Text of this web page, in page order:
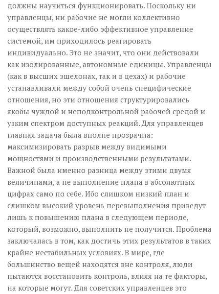
должны научиться функционировать. Поскольку ни
управленцы, ни рабочие не могли коллективно
осуществлять какое-либо эффективное управление
системой, им приходилось реагировать
индивидуально. Это не значит, что они действовали
как изолированные, автономные единицы. Управленцы
(как в высших эшелонах, так и в цехах) и рабочие
устанавливали между собой очень специфические
отношения, но эти отношения структурировались
якобы чуждой и неподконтрольной рабочей средой и
узким спектром доступных реакций. Для управленцев
главная задача была вполне прозрачна:
максимизировать разрыв между видимыми
мощностями и производственными результатами.
Важной была именно разница между этими двумя
величинами, а не выполнение плана в абсолютных
цифрах само по себе. Ибо слишком низкий план и
слишком высокий уровень перевыполнения приведут
лишь к повышению плана в следующем периоде,
который, возможно, выполнить не получится. Проблема
заключалась в том, как достичь этих результатов в таких
крайне нестабильных условиях. В мире, где
большинство вещей находятся вне контроля, люди
пытаются восстановить контроль, влияя на те факторы,
на которые могут. Для советских управленцев это